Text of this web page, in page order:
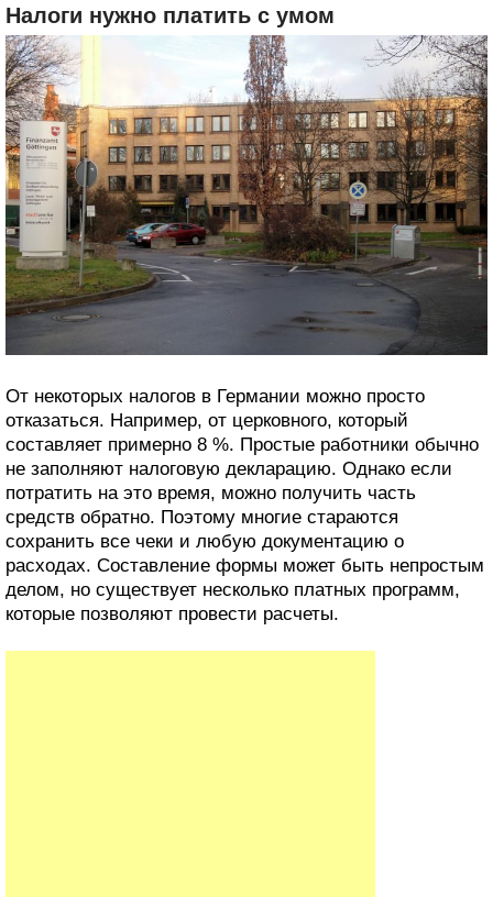
Налоги нужно платить с умом
От некоторых налогов в Германии можно просто
отказаться. Например, от церковного, который
составляет примерно 8 %. Простые работники обычно
не заполняют налоговую декларацию. Однако если
потратить на это время, можно получить часть
средств обратно. Поэтому многие стараются
сохранить все чеки и любую документацию о
расходах. Составление формы может быть непростым
делом, но существует несколько платных программ,
которые позволяют провести расчеты.